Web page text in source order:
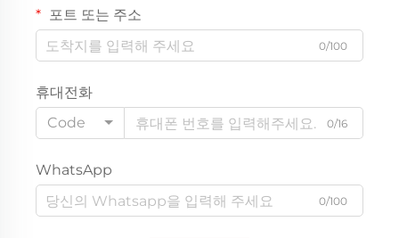
포트 또는 주소
0/100
휴대전화
Code
0/16
WhatsApp
0/100